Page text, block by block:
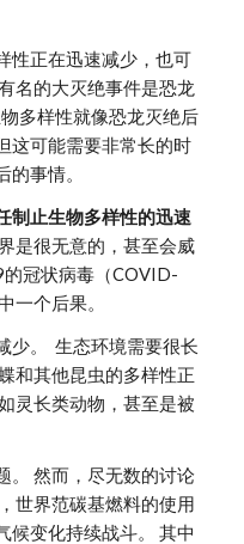
性正在迅速减少，也可
名的大灭绝事件是恐龙
多样性就像恐龙灭绝后
这可能需要非常长的时
事情。
制止生物多样性的迅速
是很无意的，甚至会威
冠状病毒（COVID-
一个后果。
少。 生态环境需要很长
和其他昆虫的多样性正
灵长类动物，甚至是被
。 然而，尽无数的讨论
世界范碳基燃料的使用
候变化持续战斗。 其中